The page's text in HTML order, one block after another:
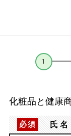
化粧品と健康
必須 氏名